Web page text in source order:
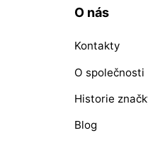
O nás
Kontakty
O společnosti
Historie
Blog